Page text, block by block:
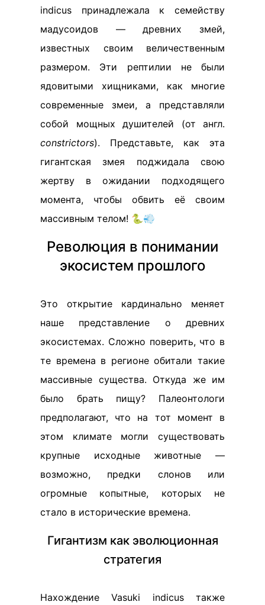
indicus принадлежала к семейству
мадусоидов — древних змей,
известных своим величественным
размером. Эти рептилии не были
ядовитыми хищниками, как многие
современные змеи, а представляли
собой мощных душителей (от англ.
constrictors). Представьте, как эта
гигантская змея поджидала свою
жертву в ожидании подходящего
момента, чтобы обвить её своим
массивным телом! 🐍💨
Революция в понимании
экосистем прошлого
Это открытие кардинально меняет
наше представление о древних
экосистемах. Сложно поверить, что в
те времена в регионе обитали такие
массивные существа. Откуда же им
было брать пищу? Палеонтологи
предполагают, что на тот момент в
этом климате могли существовать
крупные исходные животные —
возможно, предки слонов или
огромные копытные, которых не
стало в исторические времена.
Гигантизм как эволюционная
стратегия
Нахождение Vasuki indicus также